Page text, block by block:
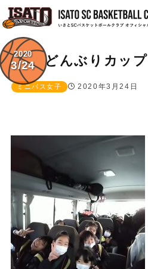
どんぶりカップ
2020
3/24
ミニバス女子 2020年3月24日